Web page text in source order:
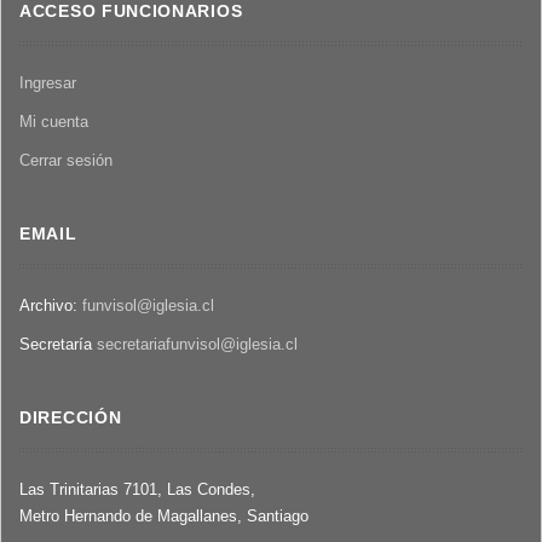
ACCESO FUNCIONARIOS
Ingresar
Mi cuenta
Cerrar sesión
EMAIL
Archivo: funvisol@iglesia.cl
Secretaría secretariafunvisol@iglesia.cl
DIRECCIÓN
Las Trinitarias 7101, Las Condes,
Metro Hernando de Magallanes, Santiago